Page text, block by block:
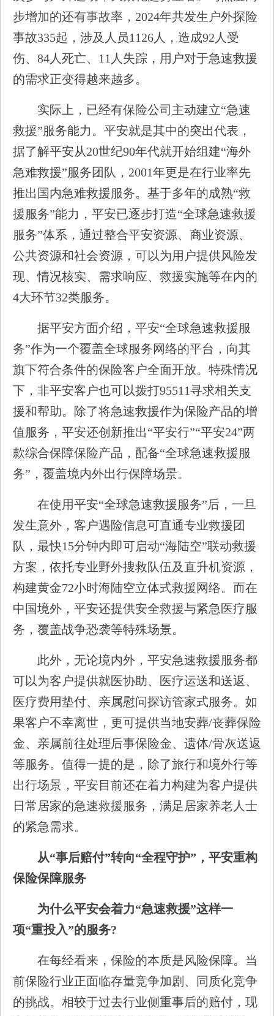
步增加的还有事故率，2024年共发生户外探险
事故335起，涉及人员1126人，造成92人受
伤、84人死亡、11人失踪，用户对于急速救援
的需求正变得越来越多。
实际上，已经有保险公司主动建立“急速
救援”服务能力。平安就是其中的突出代表，
据了解平安从20世纪90年代就开始组建“海外
急难救援”服务团队，2001年更是在行业率先
推出国内急难救援服务。基于多年的成熟“救
援服务”能力，平安已逐步打造“全球急速救援
服务”体系，通过整合平安资源、商业资源、
公共资源和社会资源，可以为用户提供风险发
现、情况核实、需求响应、救援实施等在内的
4大环节32类服务。
据平安方面介绍，平安“全球急速救援服
务”作为一个覆盖全球服务网络的平台，向其
旗下符合条件的保险客户全面开放。特殊情况
下，非平安客户也可以拨打95511寻求相关支
援和帮助。除了将急速救援作为保险产品的增
值服务，平安还创新推出“平安行”“平安24”两
款综合保障保险产品，配备“全球急速救援服
务”，覆盖境内外出行保障场景。
在使用平安“全球急速救援服务”后，一旦
发生意外，客户遇险信息可直通专业救援团
队，最快15分钟内即可启动“海陆空”联动救援
方案，依托专业野外搜救队伍及直升机资源，
构建黄金72小时海陆空立体式救援网络。而在
中国境外，平安还提供安全救援与紧急医疗服
务，覆盖战争恐袭等特殊场景。
此外，无论境内外，平安急速救援服务都
可以为客户提供就医协助、医疗运送和送返、
医疗费用垫付、亲属慰问探访管家式服务。如
果客户不幸离世，更可提供当地安葬/丧葬保险
金、亲属前往处理后事保险金、遗体/骨灰送返
等服务。值得一提的是，除了旅行和境外行等
出行场景，平安目前还在着力构建为客户提供
日常居家的急速救援服务，满足居家养老人士
的紧急需求。
从“事后赔付”转向“全程守护”，平安重构
保险保障服务
为什么平安会着力“急速救援”这样一
项“重投入”的服务?
在每经看来，保险的本质是风险保障。当
前保险行业正面临存量竞争加剧、同质化竞争
的挑战。相较于过去行业侧重事后的赔付，现